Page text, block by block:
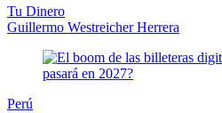
Tu Dinero
Guillermo Westreicher Herrera
Perú